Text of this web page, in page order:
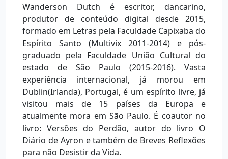
Wanderson Dutch é escritor, dancarino,
produtor de conteúdo digital desde 2015,
formado em Letras pela Faculdade Capixaba do
Espírito Santo (Multivix 2011-2014) e pós-
graduado pela Faculdade União Cultural do
estado de São Paulo (2015-2016). Vasta
experiência internacional, já morou em
Dublin(Irlanda), Portugal, é um espírito livre, já
visitou mais de 15 países da Europa e
atualmente mora em São Paulo. É coautor no
livro: Versões do Perdão, autor do livro O
Diário de Ayron e também de Breves Reflexões
para não Desistir da Vida.